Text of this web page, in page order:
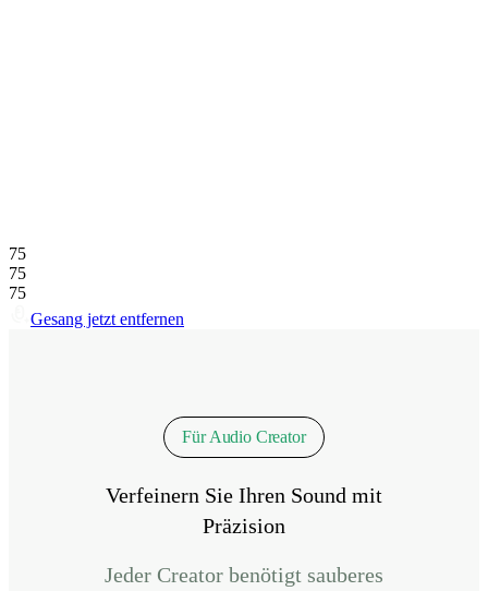
75
75
75
Gesang jetzt entfernen
Für Audio Creator
Verfeinern Sie Ihren Sound mit
Präzision
Jeder Creator benötigt sauberes